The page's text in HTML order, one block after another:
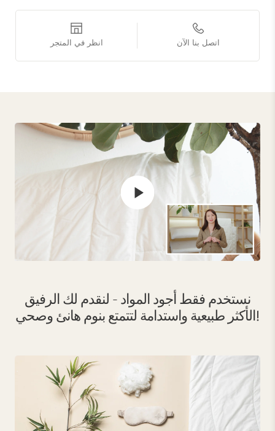
انظر في المتجر اتصل بنا الآن
نستخدم فقط أجود المواد - لنقدم لك الرفيق
الأكثر طبيعية واستدامة لتتمتع بنوم هانئ وصحي!